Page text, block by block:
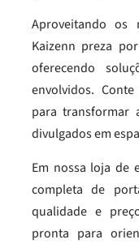
Aproveitando os
Kaizenn preza
oferecendo
envolvidos.
para transformar
divulgados em
Em nossa loja de
completa de
qualidade e
pronta para